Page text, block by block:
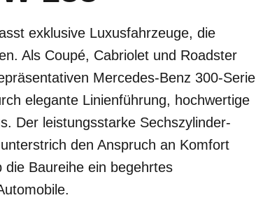
exklusive Luxusfahrzeuge, die
Als Coupé, Cabriolet und Roadster
Mercedes-Benz 300-Serie
elegante Linienführung, hochwertige
Der leistungsstarke Sechszylinder-
den Anspruch an Komfort
Baureihe ein begehrtes